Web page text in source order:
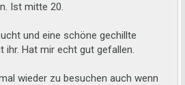
Ist mitte 20.
und eine schöne gechillte
ihr. Hat mir echt gut gefallen.
wieder zu besuchen auch wenn